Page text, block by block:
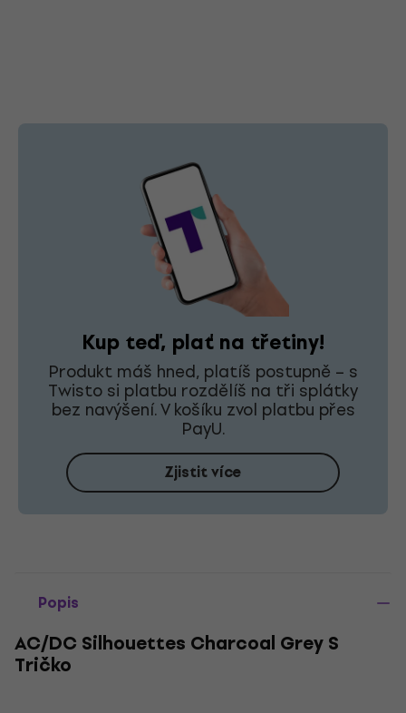
Kup teď, plať na třetiny!
Produkt máš hned, platíš postupně – s
Twisto si platbu rozdělíš na tři splátky
bez navýšení. V košíku zvol platbu přes
PayU.
Zjistit více
Popis
AC/DC Silhouettes Charcoal Grey S
Tričko